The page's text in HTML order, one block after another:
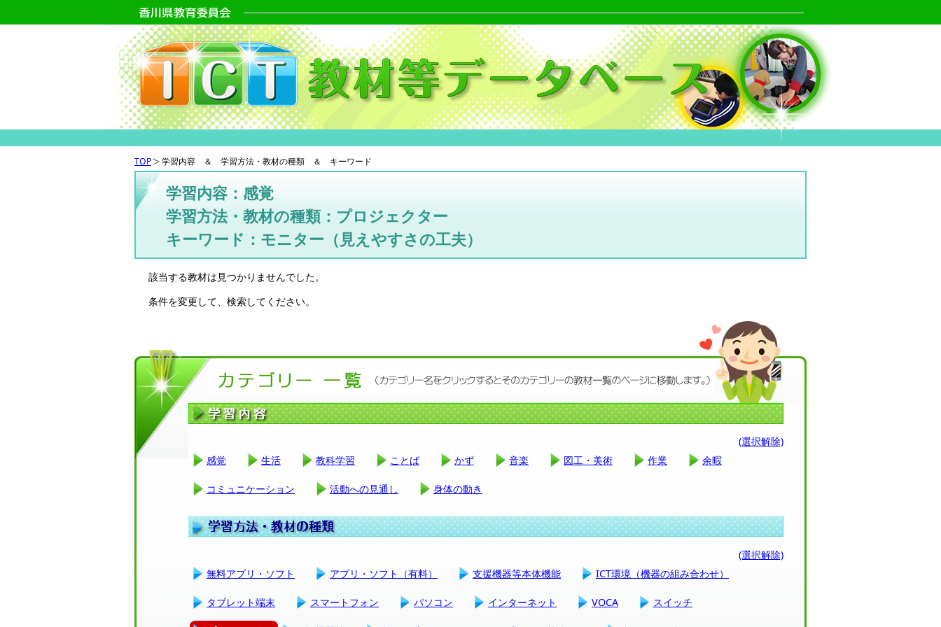
TOP 学習内容 ＆ 学習方法・教材の種類 ＆ キーワード
学習内容：感覚
学習方法・教材の種類：プロジェクター
キーワード：モニター（見えやすさの工夫）
該当する教材は見つかりませんでした。
条件を変更して、検索してください。
(選択解除)
感覚
生活 教科学習 ことば かず 音楽 図工・美術 作業 余暇
コミュニケーション 活動への見通し 身体の動き
(選択解除)
無料アプリ・ソフト
アプリ・ソフト（有料） 支援機器等本体機能 ICT環境（機器の組み合わせ）
タブレット端末 スマートフォン パソコン インターネット VOCA スイッチ